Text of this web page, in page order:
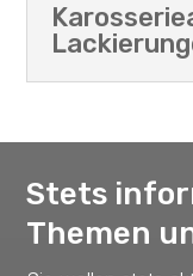
Stets
Themen